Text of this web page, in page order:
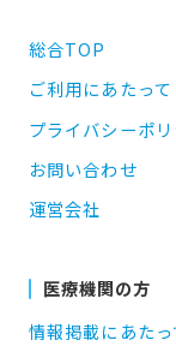
総合TOP
ご利用にあたって
プライバシーポ
お問い合わせ
運営会社
医療機関の方
情報掲載にあたっ